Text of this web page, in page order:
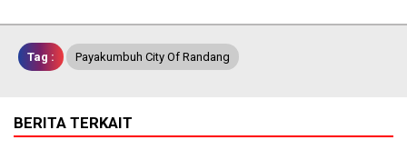
Tag : Payakumbuh City Of Randang
BERITA TERKAIT